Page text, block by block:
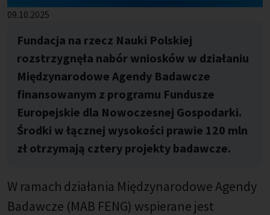
Published: %s
09.10.2025
Fundacja na rzecz Nauki Polskiej
rozstrzygnęła nabór wniosków w działaniu
Międzynarodowe Agendy Badawcze
finansowanym z programu Fundusze
Europejskie dla Nowoczesnej Gospodarki.
Środki w łącznej wysokości prawie 120 mln
zł otrzymają cztery projekty badawcze.
W ramach działania Międzynarodowe Agendy
Badawcze (MAB FENG) wspierane jest